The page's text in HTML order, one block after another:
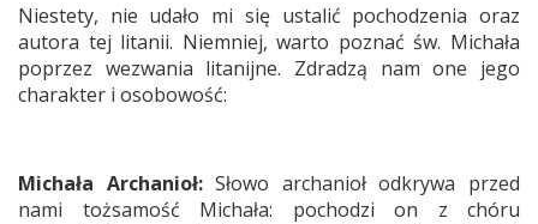
Niestety, nie udało mi się ustalić pochodzenia oraz
autora tej litanii. Niemniej, warto poznać św. Michała
poprzez wezwania litanijne. Zdradzą nam one jego
charakter i osobowość:
Michała Archanioł:Słowo archanioł odkrywa przed
nami tożsamość Michała: pochodzi on z chóru